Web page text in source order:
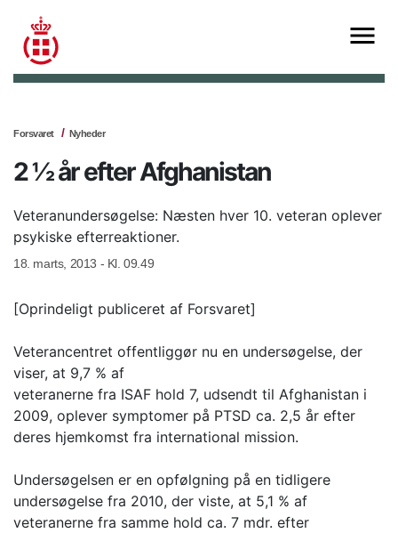
Forsvaret Nyheder
2 ½ år efter Afghanistan
Veteranundersøgelse: Næsten hver 10. veteran oplever
psykiske efterreaktioner.
18. marts, 2013 - Kl. 09.49
[Oprindeligt publiceret af Forsvaret]
Veterancentret offentliggør nu en undersøgelse, der
viser, at 9,7 % af
veteranerne fra ISAF hold 7, udsendt til Afghanistan i
2009, oplever symptomer på PTSD ca. 2,5 år efter
deres hjemkomst fra international mission.
Undersøgelsen er en opfølgning på en tidligere
undersøgelse fra 2010, der viste, at 5,1 % af
veteranerne fra samme hold ca. 7 mdr. efter